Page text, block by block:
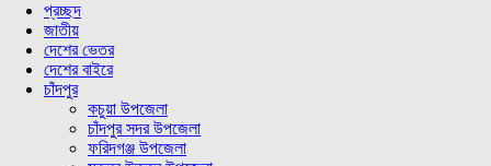
প্রচ্ছদ
জাতীয়
দেশের ভেতর
দেশের বাইরে
চাঁদপুর
কচুয়া উপজেলা
চাঁদপুর সদর উপজেলা
ফরিদগঞ্জ উপজেলা